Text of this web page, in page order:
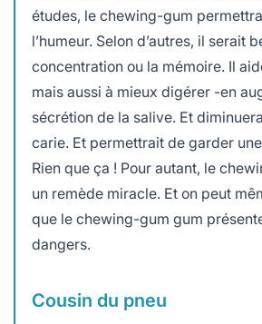
études, le chewing-gum
l’humeur. Selon d’autres, il serait
concentration ou la mémoire. Il
mais aussi à mieux digérer -en
sécrétion de la salive. Et
carie. Et permettrait de garder
Rien que ça ! Pour autant, le
un remède miracle. Et on peut
que le chewing-gum gum
dangers.
Cousin du pneu